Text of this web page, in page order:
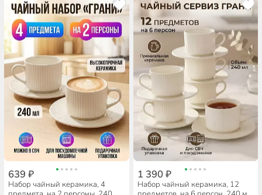
639 ₽
Набор чайный керамика, 4
1 390 ₽
Набор чайный керамика, 12